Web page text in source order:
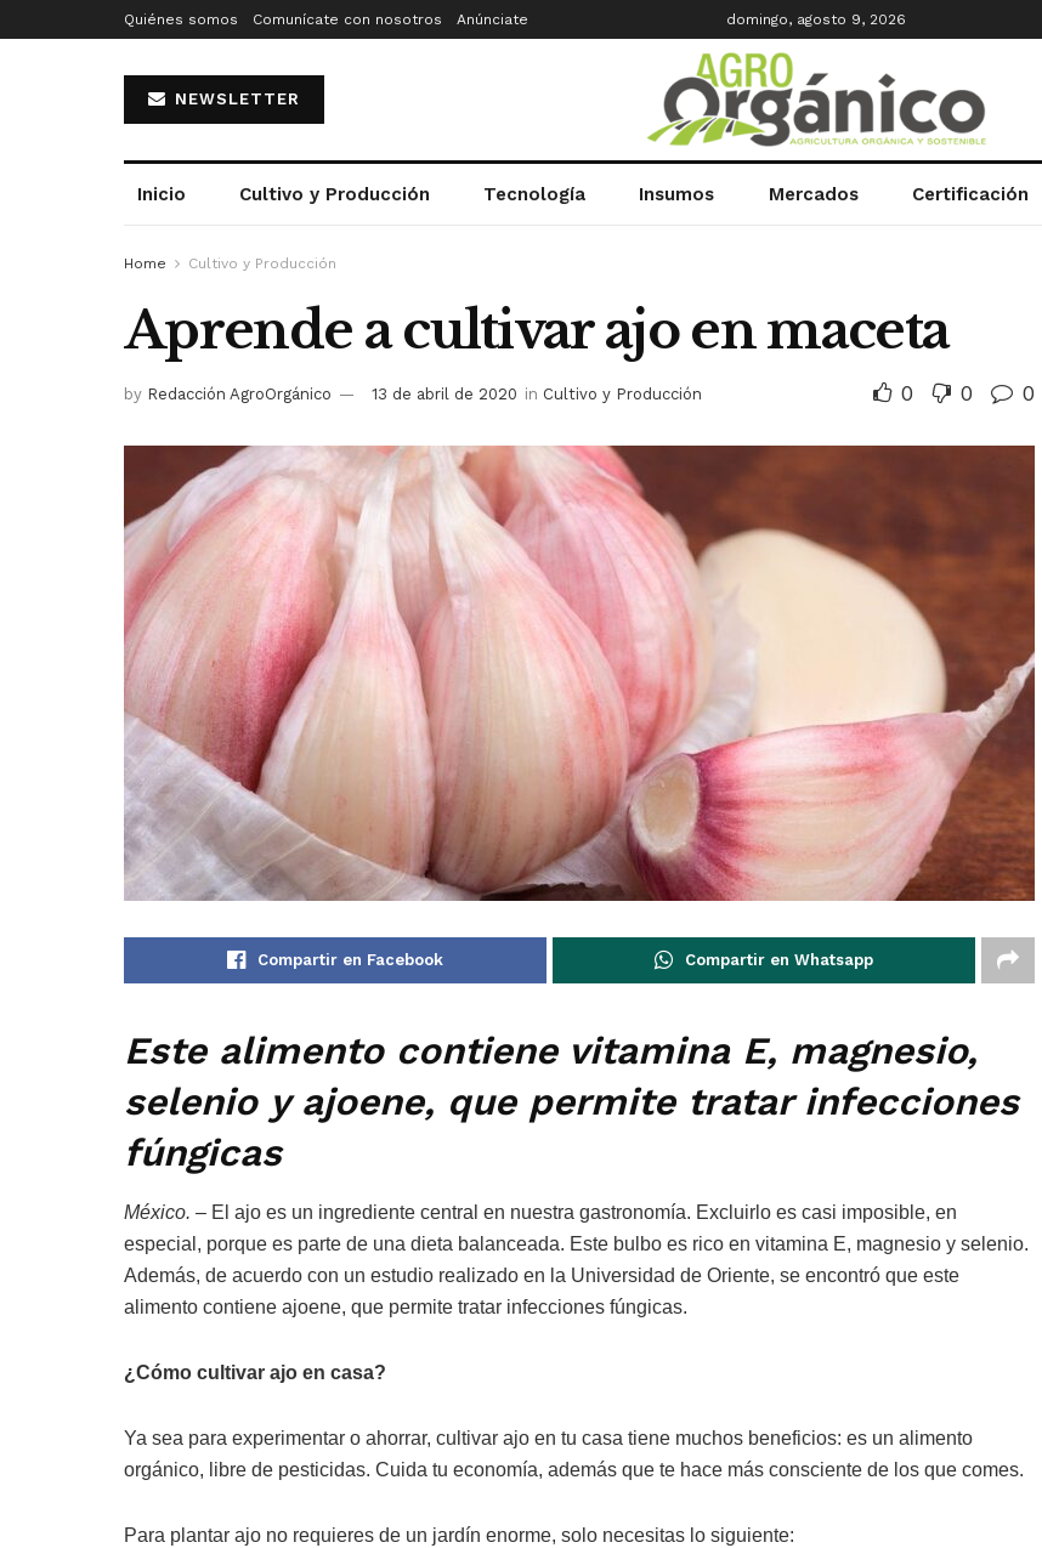
Quiénes somos Comunícate con nosotros Anúnciate domingo, agosto 9, 2026
NEWSLETTER
Inicio Cultivo y Producción Tecnología Insumos Mercados Certificación
Home Cultivo y Producción
Aprende a cultivar ajo en maceta
by Redacción AgroOrgánico 13 de abril de 2020 in Cultivo y Producción 0 0 0
Compartir en Facebook Compartir en Whatsapp
Este alimento contiene vitamina E, magnesio,
selenio y ajoene, que permite tratar infecciones
fúngicas
México. – El ajo es un ingrediente central en nuestra gastronomía. Excluirlo es casi imposible, en
especial, porque es parte de una dieta balanceada. Este bulbo es rico en vitamina E, magnesio y selenio.
Además, de acuerdo con un estudio realizado en la Universidad de Oriente, se encontró que este
alimento contiene ajoene, que permite tratar infecciones fúngicas.
¿Cómo cultivar ajo en casa?
Ya sea para experimentar o ahorrar, cultivar ajo en tu casa tiene muchos beneficios: es un alimento
orgánico, libre de pesticidas. Cuida tu economía, además que te hace más consciente de los que comes.
Para plantar ajo no requieres de un jardín enorme, solo necesitas lo siguiente: